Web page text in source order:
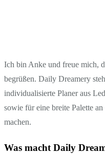
Ich bin Anke und freue mich,
begrüßen. Daily Dreamery
individualisierte Planer aus
sowie für eine breite Palette
machen.
Was macht Daily